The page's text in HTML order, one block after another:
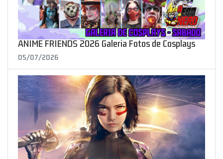
ANIME FRIENDS 2026 Galeria Fotos de Cosplays
05/07/2026